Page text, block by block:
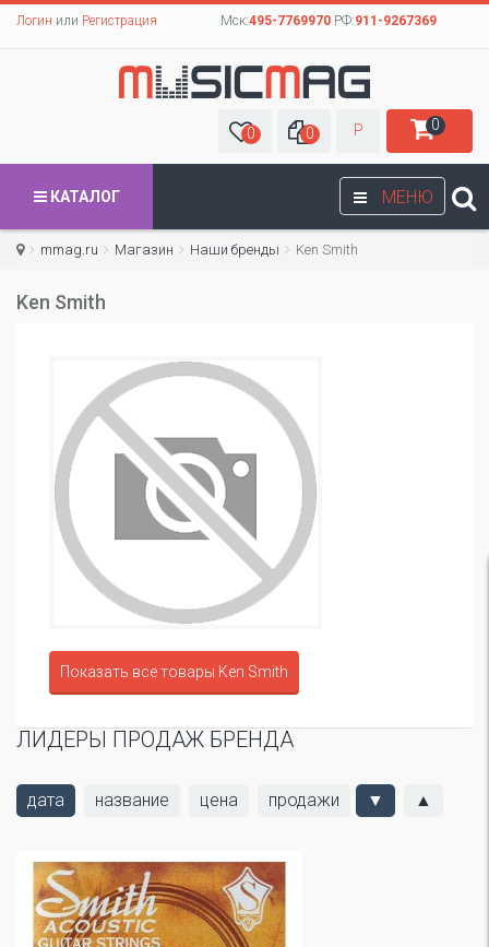
Логин или Регистрация Мск:495-7769970РФ:911-9267369
0 0 Р 0
МЕНЮ
КАТАЛОГ
mmag.ru Магазин Наши бренды Ken Smith
Ken Smith
Показать все товары Ken Smith
ЛИДЕРЫ ПРОДАЖ БРЕНДА
дата название цена продажи ▼ ▲